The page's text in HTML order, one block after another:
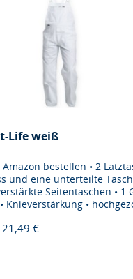
Life weiß
bestellen • 2
und eine unterteilte
Seitentaschen • 1
Knieverstärkung •
21,49 €